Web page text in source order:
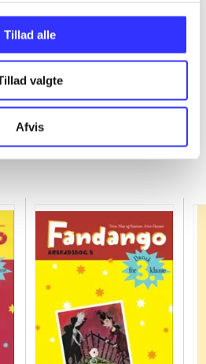
Tillad alle
valgte
Afvis
for 3. klasse